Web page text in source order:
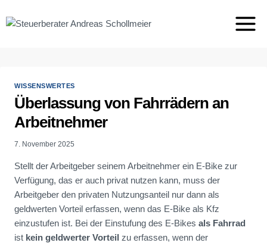
Inhalt
WISSENSWERTES
Überlassung von Fahrrädern an
Arbeitnehmer
7. November 2025
Stellt der Arbeitgeber seinem Arbeitnehmer ein E-Bike zur
Verfügung, das er auch privat nutzen kann, muss der
Arbeitgeber den privaten Nutzungsanteil nur dann als
geldwerten Vorteil erfassen, wenn das E-Bike als Kfz
einzustufen ist. Bei der Einstufung des E-Bikes als Fahrrad
ist kein geldwerter Vorteil zu erfassen, wenn der